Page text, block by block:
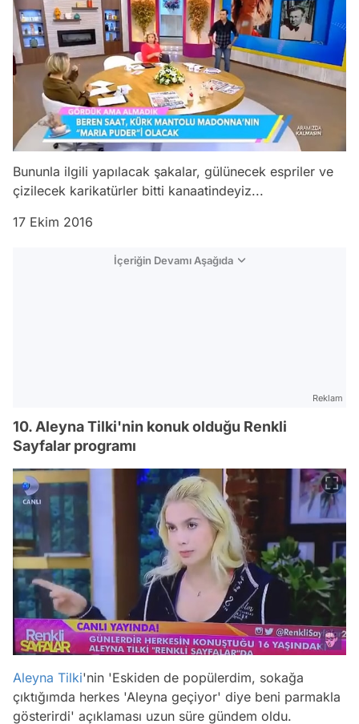
Bununla ilgili yapılacak şakalar, gülünecek espriler ve
çizilecek karikatürler bitti kanaatindeyiz...
17 Ekim 2016
İçeriğin Devamı Aşağıda
Reklam
10. Aleyna Tilki'nin konuk olduğu Renkli
Sayfalar programı
Aleyna Tilki'nin 'Eskiden de popülerdim, sokağa
çıktığımda herkes 'Aleyna geçiyor' diye beni parmakla
gösterirdi' açıklaması uzun süre gündem oldu.